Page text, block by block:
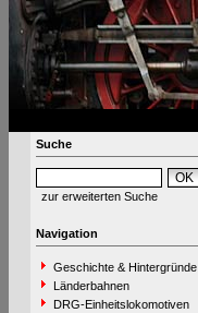
Suche
zur erweiterten Suche
Navigation
Geschichte & Hintergründe
Länderbahnen
DRG-Einheitslokomotiven